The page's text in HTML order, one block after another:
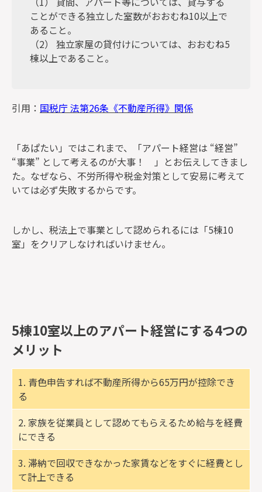
ことができる独立した室数がおおむね10以上で
あること。
（2） 独立家屋の貸付けについては、おおむね5
棟以上であること。
引用： 国税庁 法第26条《不動産所得》関係
「あぱたい」ではこれまで、「アパート経営は “経営”
“事業” として考えるのが大事！ 」とお伝えしてきまし
た。なぜなら、不労所得や税金対策として安易に考えて
いては必ず失敗するからです。
しかし、税法上で事業として認められるには「5棟10
室」をクリアしなければいけません。
5棟10室以上のアパート経営にする4つの
メリット
1. 青色申告すれば不動産所得から65万円が控除でき
る
2. 家族を従業員として認めてもらえるため給与を経費
にできる
3. 滞納で回収できなかった家賃などをすぐに経費とし
て計上できる